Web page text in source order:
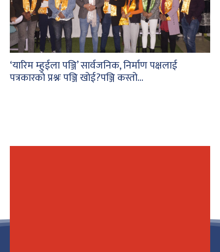
‘यारिम म्हुईला पञ्जि’ सार्वजनिक, निर्माण पक्षलाई
पत्रकारको प्रश्नः पञ्जि खोई?पञ्जि कस्तो...